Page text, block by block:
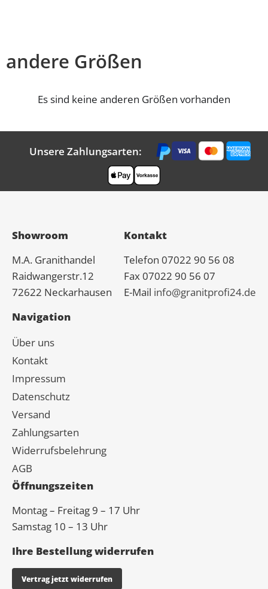
andere Größen
Es sind keine anderen Größen vorhanden
Unsere Zahlungsarten:
Showroom
M.A. Granithandel
Raidwangerstr.12
72622 Neckarhausen
Kontakt
Telefon 07022 90 56 08
Fax 07022 90 56 07
E-Mail info@granitprofi24.de
Navigation
Über uns
Kontakt
Impressum
Datenschutz
Versand
Zahlungsarten
Widerrufsbelehrung
AGB
Öffnungszeiten
Montag – Freitag 9 – 17 Uhr
Samstag 10 – 13 Uhr
Ihre Bestellung widerrufen
Vertrag jetzt widerrufen